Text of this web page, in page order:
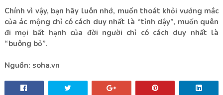
Chính vì vậy, bạn hãy luôn nhớ, muốn thoát khỏi vướng mắc
của ác mộng chỉ có cách duy nhất là “tỉnh dậy”, muốn quên
đi mọi bất hạnh của đời người chỉ có cách duy nhất là
“buông bỏ”.
Nguồn: soha.vn